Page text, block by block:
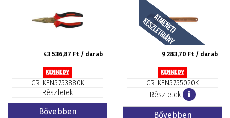
43 536,87 Ft / darab
CR-KEN5753880K
Részletek
Bővebben
9 283,70 Ft / darab
CR-KEN5755020K
Részletek
Bővebben